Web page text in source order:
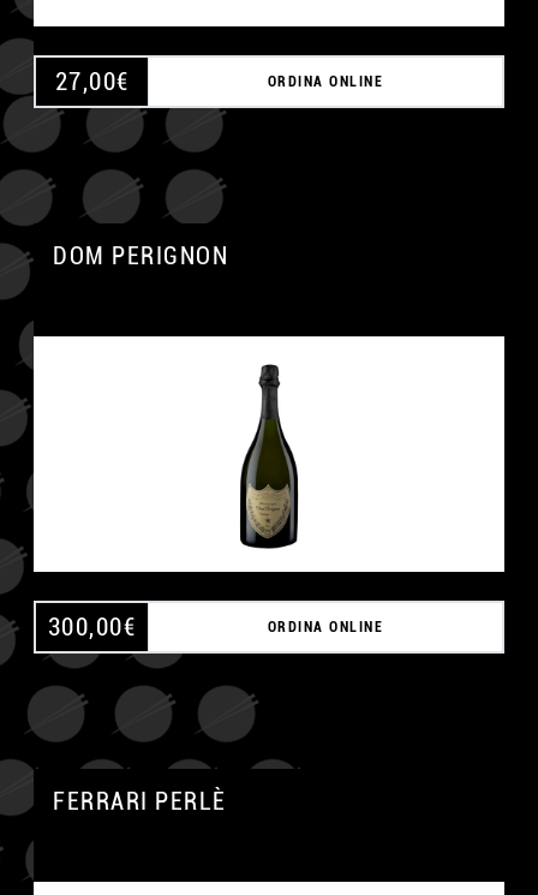
27,00€ ORDINA ONLINE
DOM PERIGNON
300,00€ ORDINA ONLINE
FERRARI PERLÈ